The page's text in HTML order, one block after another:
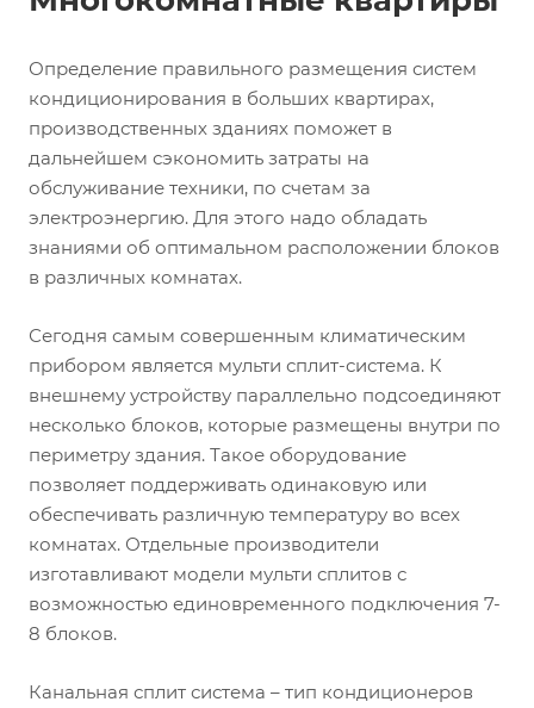
Определение правильного размещения систем
кондиционирования в больших квартирах,
производственных зданиях поможет в
дальнейшем сэкономить затраты на
обслуживание техники, по счетам за
электроэнергию. Для этого надо обладать
знаниями об оптимальном расположении блоков
в различных комнатах.
Сегодня самым совершенным климатическим
прибором является мульти сплит-система. К
внешнему устройству параллельно подсоединяют
несколько блоков, которые размещены внутри по
периметру здания. Такое оборудование
позволяет поддерживать одинаковую или
обеспечивать различную температуру во всех
комнатах. Отдельные производители
изготавливают модели мульти сплитов с
возможностью единовременного подключения 7-
8 блоков.
Канальная сплит система – тип кондиционеров